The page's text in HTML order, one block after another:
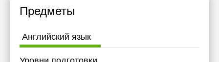
Предметы
Английский язык